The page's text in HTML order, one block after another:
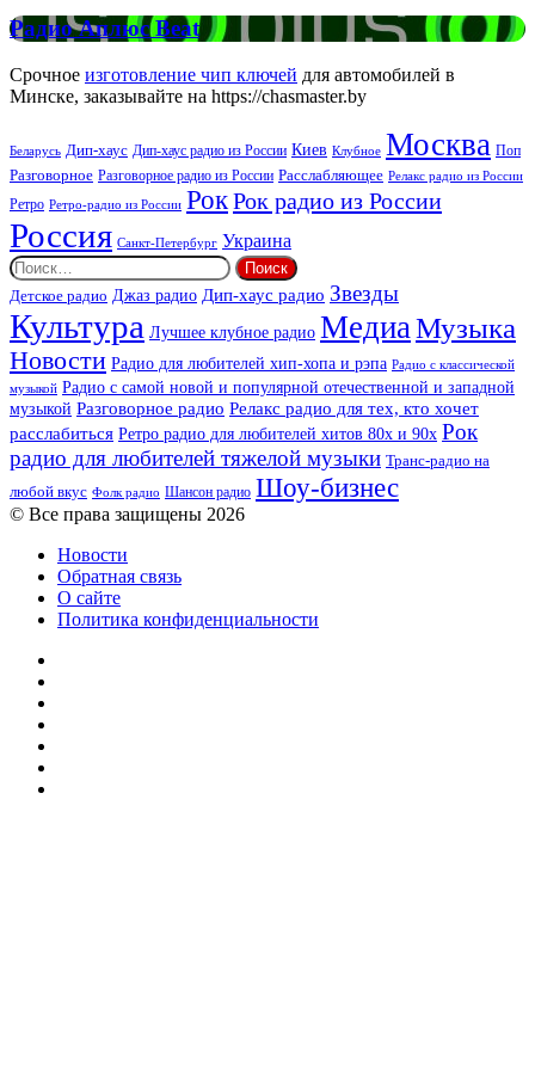
Радио
Аплюс
Beat
Радио Аплюс Beat
Срочное изготовление чип ключей для автомобилей в
Минске, заказывайте на https://chasmaster.by
Беларусь Дип-хаус Дип-хаус радио из России Киев Клубное Москва Поп
Разговорное Разговорное радио из России Расслабляющее Релакс радио из России
Ретро Ретро-радио из России РокРок радио из России
Россия Санкт-Петербург Украина
Найти:
Детское радио Джаз радио Дип-хаус радио Звезды
Культура Лучшее клубное радио МедиаМузыка
Новости Радио для любителей хип-хопа и рэпа Радио с классической
музыкой Радио с самой новой и популярной отечественной и западной
музыкой Разговорное радио Релакс радио для тех, кто хочет
расслабиться Ретро радио для любителей хитов 80х и 90х Рок
радио для любителей тяжелой музыки Транс-радио на
любой вкус Фолк радио Шансон радио Шоу-бизнес
© Все права защищены 2026
Новости
Обратная связь
О сайте
Политика конфиденциальности